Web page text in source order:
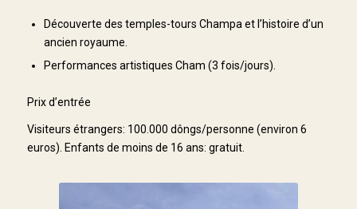
Découverte des temples-tours Champa et l’histoire d’un
ancien royaume.
Performances artistiques Cham (3 fois/jours).
Prix d’entrée
Visiteurs étrangers: 100.000 dôngs/personne (environ 6
euros). Enfants de moins de 16 ans: gratuit.